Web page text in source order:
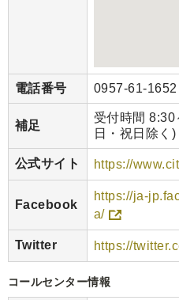
電話番号 0957-61-1652
補足
受付時間
日・祝日除く)
公式サイト https://
Facebook
https://ja-
a/
Twitter https://
コールセンター情報